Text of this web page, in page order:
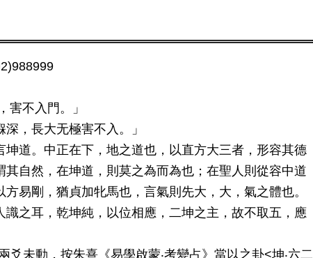
害不入門。」
，長大无極害不入。」
道。中正在下，地之道也，以直方大三者，形容其德
自然，在坤道，則莫之為而為也；在聖人則從容中道
易剛，猶貞加牝馬也，言氣則先大，大，氣之體也。
之耳，乾坤純，以位相應，二坤之主，故不取五，應
未動，按朱熹《易學啟蒙‧考變占》當以之卦<坤‧六二